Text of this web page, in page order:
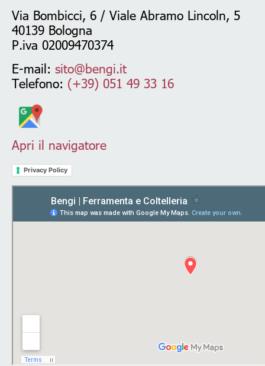
Via Bombicci, 6 / Viale Abramo Lincoln, 5
40139 Bologna
P.iva 02009470374
E-mail: sito@bengi.it
Telefono: (+39) 051 49 33 16
Apri il navigatore
Privacy Policy